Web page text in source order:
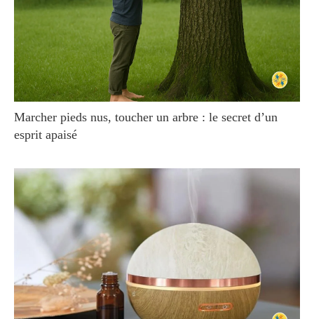
Marcher pieds nus, toucher un arbre : le secret d’un
esprit apaisé